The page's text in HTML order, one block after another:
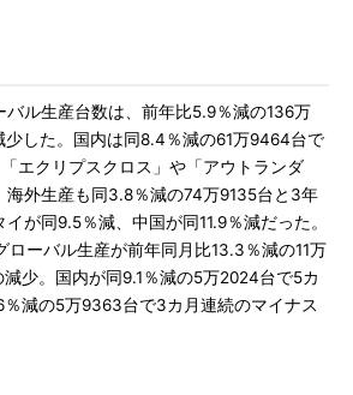
ル生産台数は、前年比5.9％減の136万
した。国内は同8.4％減の61万9464台で
エクリプスクロス」や「アウトランダ
海外生産も同3.8％減の74万9135台と3年
が同9.5％減、中国が同11.9％減だった。
ローバル生産が前年同月比13.3％減の11万
少。国内が同9.1％減の5万2024台で5カ
％減の5万9363台で3カ月連続のマイナス